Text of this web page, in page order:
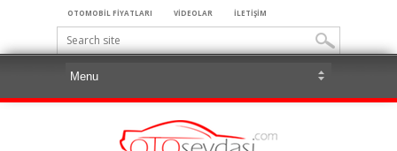
OTOMOBİL FİYATLARI VİDEOLAR İLETİŞİM